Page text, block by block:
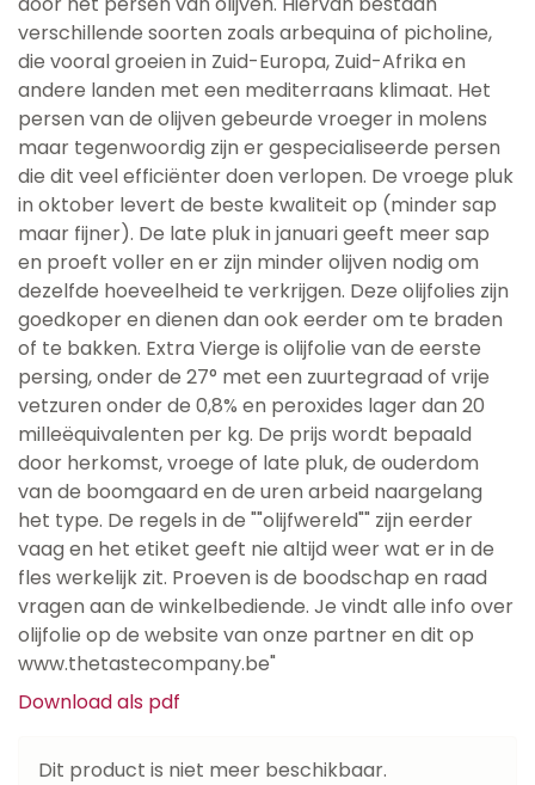
verschillende soorten zoals arbequina of picholine,
die vooral groeien in Zuid-Europa, Zuid-Afrika en
andere landen met een mediterraans klimaat. Het
persen van de olijven gebeurde vroeger in molens
maar tegenwoordig zijn er gespecialiseerde persen
die dit veel efficiënter doen verlopen. De vroege pluk
in oktober levert de beste kwaliteit op (minder sap
maar fijner). De late pluk in januari geeft meer sap
en proeft voller en er zijn minder olijven nodig om
dezelfde hoeveelheid te verkrijgen. Deze olijfolies zijn
goedkoper en dienen dan ook eerder om te braden
of te bakken. Extra Vierge is olijfolie van de eerste
persing, onder de 27° met een zuurtegraad of vrije
vetzuren onder de 0,8% en peroxides lager dan 20
milleëquivalenten per kg. De prijs wordt bepaald
door herkomst, vroege of late pluk, de ouderdom
van de boomgaard en de uren arbeid naargelang
het type. De regels in de ""olijfwereld"" zijn eerder
vaag en het etiket geeft nie altijd weer wat er in de
fles werkelijk zit. Proeven is de boodschap en raad
vragen aan de winkelbediende. Je vindt alle info over
olijfolie op de website van onze partner en dit op
www.thetastecompany.be"
Download als pdf
Dit product is niet meer beschikbaar.